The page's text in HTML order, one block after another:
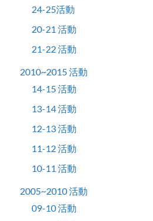
24-25活動
20-21 活動
21-22 活動
2010~2015 活動
14-15 活動
13-14 活動
12-13 活動
11-12 活動
10-11 活動
2005~2010 活動
09-10 活動